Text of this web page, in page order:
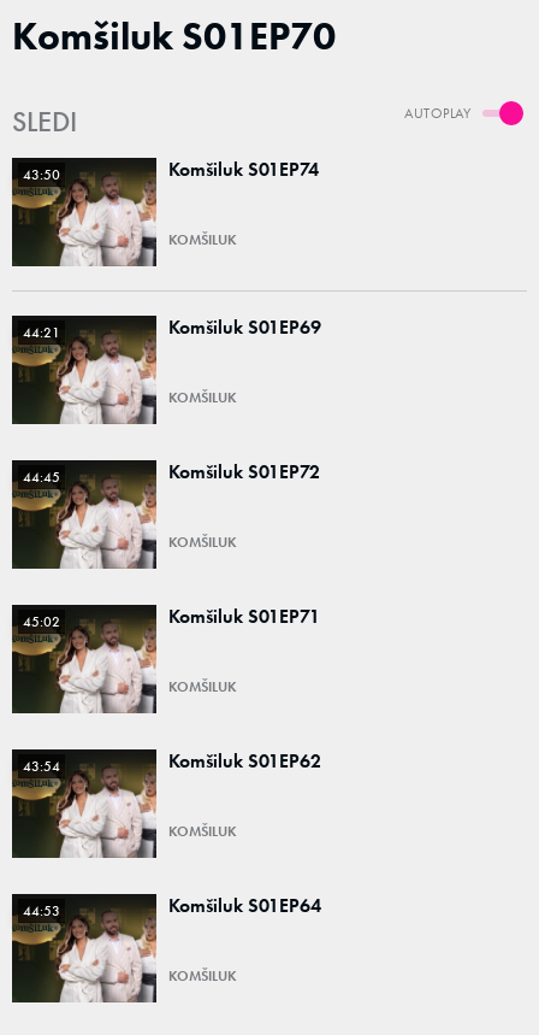
Komšiluk S01EP70
AUTOPLAY
SLEDI
43:50 Komšiluk S01EP74
KOMŠILUK
44:21 Komšiluk S01EP69
KOMŠILUK
44:45 Komšiluk S01EP72
KOMŠILUK
45:02 Komšiluk S01EP71
KOMŠILUK
43:54 Komšiluk S01EP62
KOMŠILUK
44:53 Komšiluk S01EP64
KOMŠILUK